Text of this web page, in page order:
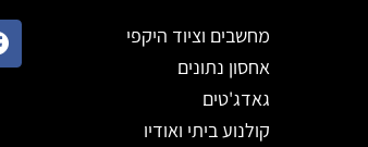
מחשבים וציוד היקפי
אחסון נתונים
גאדג'טים
קולנוע ביתי ואודיו